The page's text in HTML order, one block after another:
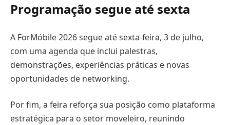
Programação segue até sexta
A ForMóbile 2026 segue até sexta-feira, 3 de julho,
com uma agenda que inclui palestras,
demonstrações, experiências práticas e novas
oportunidades de networking.
Por fim, a feira reforça sua posição como plataforma
estratégica para o setor moveleiro, reunindo